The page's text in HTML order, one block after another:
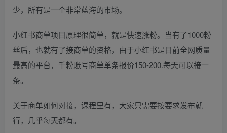
少，所有是一个非常蓝海的市场。
小红书商单项目原理很简单，就是快速涨粉。当有了1000粉
丝后，也就有了接商单的资格，由于小红书是目前全网质量
最高的平台，千粉账号商单单条报价150-200.每天可以接一
条。
关于商单如何对接，课程里有，大家只需要按要求发布就
行，几乎每天都有。